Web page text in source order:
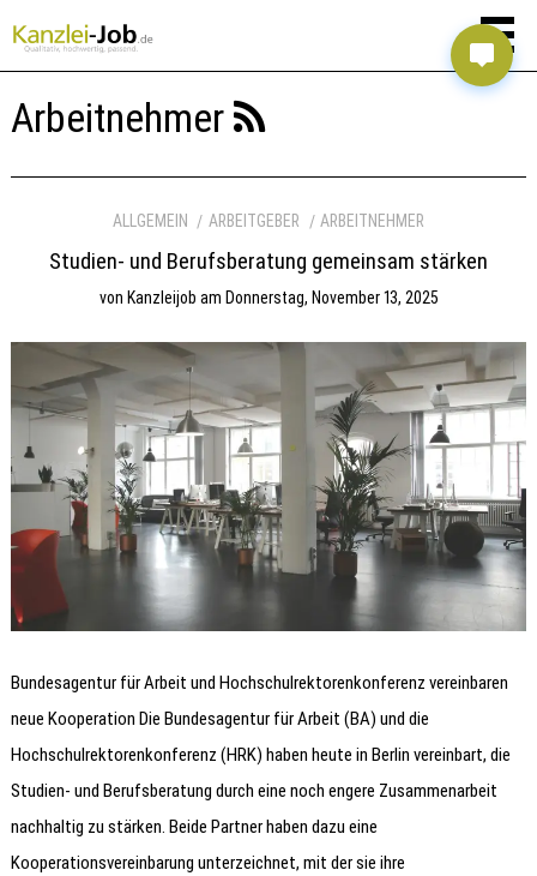
Arbeitnehmer
ALLGEMEIN ARBEITGEBER ARBEITNEHMER
Studien- und Berufsberatung gemeinsam stärken
von Kanzleijob am Donnerstag, November 13, 2025
Bundesagentur für Arbeit und Hochschulrektorenkonferenz vereinbaren
neue Kooperation Die Bundesagentur für Arbeit (BA) und die
Hochschulrektorenkonferenz (HRK) haben heute in Berlin vereinbart, die
Studien- und Berufsberatung durch eine noch engere Zusammenarbeit
nachhaltig zu stärken. Beide Partner haben dazu eine
Kooperationsvereinbarung unterzeichnet, mit der sie ihre